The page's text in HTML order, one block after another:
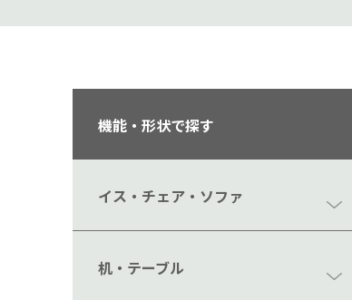
機能・形状で探す
イス・チェア・ソファ
机・テーブル